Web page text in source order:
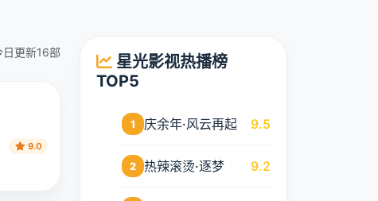
日更新16部
9.0
星光影视热播榜
TOP5
1 庆余年·风云再起 9.5
2 热辣滚烫·逐梦 9.2